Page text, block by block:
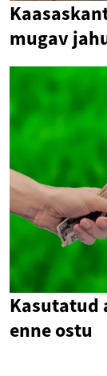
mugav
Kasutatud
enne ostu